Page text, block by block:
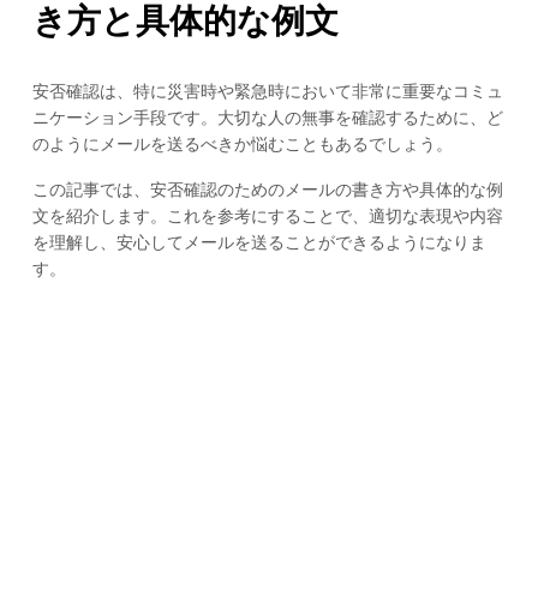
き方と具体的な例文
安否確認は、特に災害時や緊急時において非常に重要なコミュ
ニケーション手段です。大切な人の無事を確認するために、ど
のようにメールを送るべきか悩むこともあるでしょう。
この記事では、安否確認のためのメールの書き方や具体的な例
文を紹介します。これを参考にすることで、適切な表現や内容
を理解し、安心してメールを送ることができるようになりま
す。